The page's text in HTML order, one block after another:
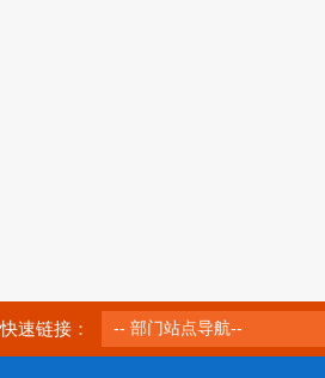
快速链接： -- 部门站点导航--